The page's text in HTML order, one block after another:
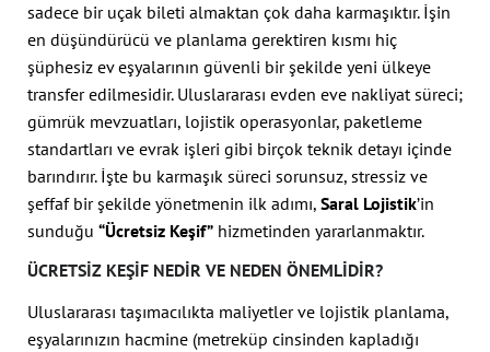
sadece bir uçak bileti almaktan çok daha karmaşıktır. İşin
en düşündürücü ve planlama gerektiren kısmı hiç
şüphesiz ev eşyalarının güvenli bir şekilde yeni ülkeye
transfer edilmesidir. Uluslararası evden eve nakliyat süreci;
gümrük mevzuatları, lojistik operasyonlar, paketleme
standartları ve evrak işleri gibi birçok teknik detayı içinde
barındırır. İşte bu karmaşık süreci sorunsuz, stressiz ve
şeffaf bir şekilde yönetmenin ilk adımı, Saral Lojistik’in
sunduğu “Ücretsiz Keşif” hizmetinden yararlanmaktır.
ÜCRETSIZ KEŞIF NEDIR VE NEDEN ÖNEMLIDIR?
Uluslararası taşımacılıkta maliyetler ve lojistik planlama,
eşyalarınızın hacmine (metreküp cinsinden kapladığı